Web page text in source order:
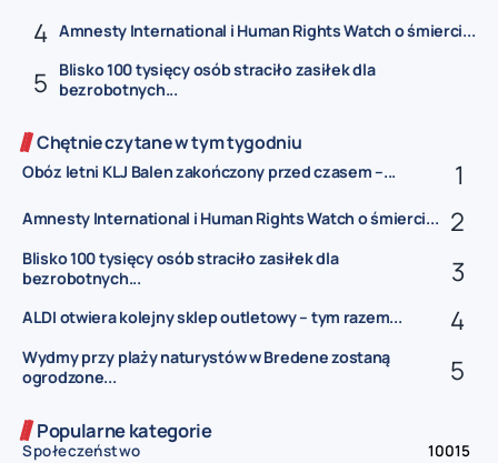
Amnesty International i Human Rights Watch o śmierci...
Blisko 100 tysięcy osób straciło zasiłek dla
bezrobotnych...
Chętnie czytane w tym tygodniu
Obóz letni KLJ Balen zakończony przed czasem –...
Amnesty International i Human Rights Watch o śmierci...
Blisko 100 tysięcy osób straciło zasiłek dla
bezrobotnych...
ALDI otwiera kolejny sklep outletowy – tym razem...
Wydmy przy plaży naturystów w Bredene zostaną
ogrodzone...
Popularne kategorie
Społeczeństwo
10015